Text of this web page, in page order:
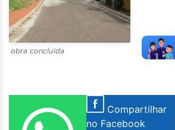
obra concluída
Compartilhar
no Facebook